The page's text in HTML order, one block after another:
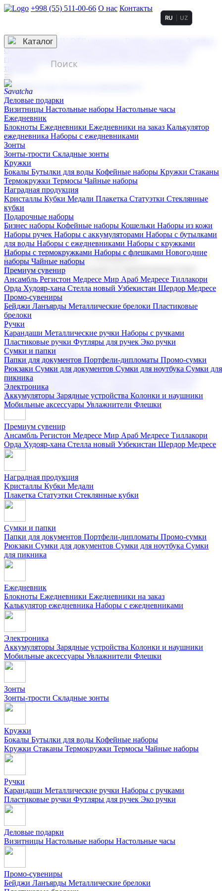
+998 (55) 511-00-66 О нас Контакты
3D гравировка
смолой (Doming)
гравировка твердая
тиснение
RU UZ
☰
Контакты
Каталог
Деловые подарки
Визитницы Настольные наборы Настольные часы
Ежедневник
Блокноты Ежедневники Ежедневники на заказ Калькулятор
ежедневника Наборы с ежедневниками
Зонты
Зонты-трости Складные зонты
Кружки
Бокалы Бутылки для воды Кофейные наборы Кружки Стаканы
Термокружки Термосы Чайные наборы
Наградная продукция
Kристаллы Кубки Медали Плакетка Статуэтки Стеклянные
кубки
Подарочные наборы
Бизнес наборы Кофейные наборы Кошельки Наборы из кожи
Наборы ручек Наборы с аккумуляторами Наборы с бутылками
для воды Наборы с ежедневниками Наборы с кружками
Наборы с термокружками Наборы с флешками Новогодние
наборы Чайные наборы
Премиум сувенир
Ансамбль Регистон Медресе Мир Араб Медресе Тиллакори
Орда Худояр-хана Стелла новый Узбекистан Шердор Медресе
Промо-сувениры
Бейджи Ланъярды Металлические брелоки Пластиковые
брелоки
Ручки
Карандаши Металлические ручки Наборы с ручками
Пластиковые ручки Футляры для ручек Эко ручки
Сумки и папки
Папки для документов Портфели-дипломаты Промо-сумки
Рюкзаки Сумки для документов Сумки для ноутбука Сумки для
пикника
Электроника
Аккумуляторы Зарядные устройства Колонки и наушники
Мобильные аксессуары Увлажнители Флешки
Корпоративные подарки
Поставка со склада и производство
Мы предлагаем широкий выбор корпоративных подарков и
сувениров с логотипом. В нашем каталоге вы найдете
продукцию для бизнеса, мероприятия и клиентов.
Подарочные наборы
Бизнес наборыКофейные наборы Кошельки
Наборы из кожиНаборы ручекНаборы с аккумуляторами
Наборы с бутылками для воды
Наборы с ежедневниками
Наборы с кружками
флешкамиНовогодние наборыЧайные наборы
Премиум сувенир
Ансамбль Регистон Медресе Мир Араб Медресе Тиллакори
Орда Худояр-хана Стелла новый Узбекистан Шердор Медресе
Наградная продукция
Kристаллы Кубки Медали
Плакетка Статуэтки Стеклянные кубки
Сумки и папки
Папки для документов Портфели-дипломаты Промо-сумки
Рюкзаки Сумки для документов Сумки для ноутбука Сумки
для пикника
Ежедневник
Блокноты Ежедневники Ежедневники на заказ
Калькулятор ежедневника Наборы с ежедневниками
Электроника
Аккумуляторы Зарядные устройства Колонки и наушники
Мобильные аксессуары Увлажнители Флешки
Зонты
Зонты-трости Складные зонты
Кружки
Бокалы Бутылки для воды Кофейные наборы
Кружки Стаканы Термокружки Термосы Чайные наборы
Ручки
Карандаши Металлические ручки Наборы с ручками
Пластиковые ручки Футляры для ручек Эко ручки
Деловые подарки
Визитницы Настольные наборы Настольные часы
Промо-сувениры
Бейджи Ланъярды Металлические брелоки